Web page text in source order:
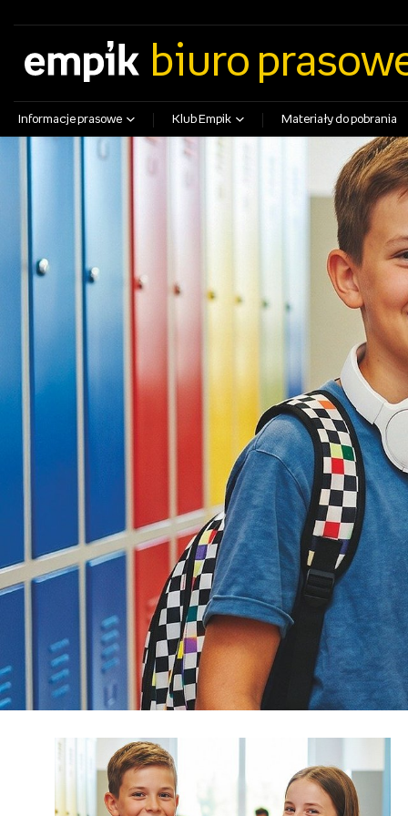
biuro
Informacje prasowe Klub Empik Materiały do pobrania